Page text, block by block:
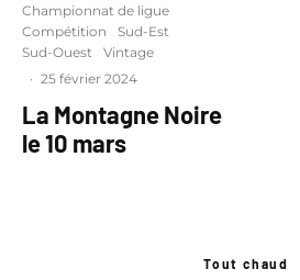
Championnat de ligue
Compétition
Sud-Est
Sud-Ouest
Vintage
· 25 février 2024
La Montagne Noire
le 10 mars
Tout chaud